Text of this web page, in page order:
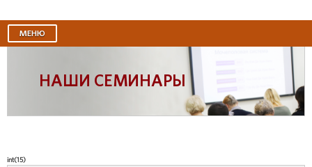
МЕНЮ
НАШИ СЕМИНАРЫ
int(15)